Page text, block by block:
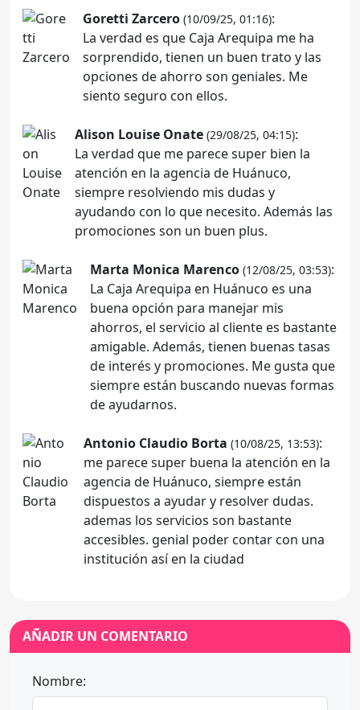
Goretti Zarcero (10/09/25, 01:16):
La verdad es que Caja Arequipa me ha
sorprendido, tienen un buen trato y las
opciones de ahorro son geniales. Me
siento seguro con ellos.
Alison Louise Onate (29/08/25, 04:15):
La verdad que me parece super bien la
atención en la agencia de Huánuco,
siempre resolviendo mis dudas y
ayudando con lo que necesito. Además las
promociones son un buen plus.
Marta Monica Marenco (12/08/25, 03:53):
La Caja Arequipa en Huánuco es una
buena opción para manejar mis
ahorros, el servicio al cliente es bastante
amigable. Además, tienen buenas tasas
de interés y promociones. Me gusta que
siempre están buscando nuevas formas
de ayudarnos.
Antonio Claudio Borta (10/08/25, 13:53):
me parece super buena la atención en la
agencia de Huánuco, siempre están
dispuestos a ayudar y resolver dudas.
ademas los servicios son bastante
accesibles. genial poder contar con una
institución así en la ciudad
AÑADIR UN COMENTARIO
Nombre: